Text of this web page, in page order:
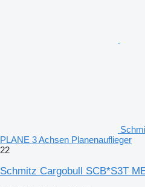
PLANE 3 Achsen Planenauflieger
22
Schmitz Cargobull SCB*S3T